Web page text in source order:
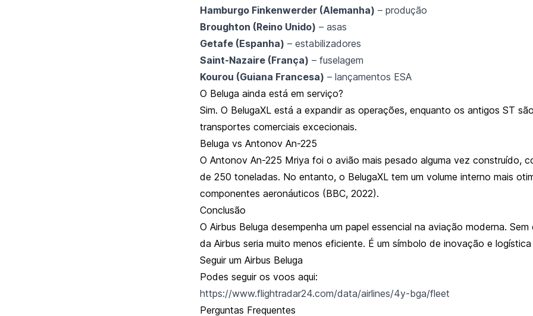
Hamburgo Finkenwerder (Alemanha) – produção
Broughton (Reino Unido) – asas
Getafe (Espanha) – estabilizadores
Saint-Nazaire (França) – fuselagem
Kourou (Guiana Francesa) – lançamentos ESA
O Beluga ainda está em serviço?
Sim. O BelugaXL está a expandir as operações, enquanto os antigos ST
transportes comerciais excecionais.
Beluga vs Antonov An-225
O Antonov An-225 Mriya foi o avião mais pesado alguma vez construído,
de 250 toneladas. No entanto, o BelugaXL tem um volume interno mais
componentes aeronáuticos (BBC, 2022).
Conclusão
O Airbus Beluga desempenha um papel essencial na aviação moderna.
da Airbus seria muito menos eficiente. É um símbolo de inovação e
Seguir um Airbus Beluga
Podes seguir os voos aqui:
https://www.flightradar24.com/data/airlines/4y-bga/fleet
Perguntas Frequentes